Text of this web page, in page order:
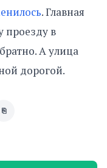
. Главная
проезду в
А улица
дорогой.
⎘